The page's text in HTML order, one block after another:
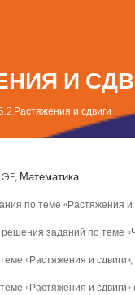
И
и сдвиги
, Математика
по теме «Растяжения и
заданий по теме
«Растяжения и сдвиги»,
«Растяжения и